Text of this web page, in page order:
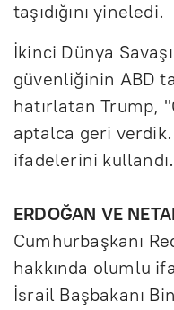
taşıdığını yineledi.
İkinci Dünya
güvenliğinin ABD
hatırlatan Trump,
aptalca geri
ifadelerini kullandı.
ERDOĞAN VE
Cumhurbaşkanı
hakkında olumlu
İsrail Başbakanı